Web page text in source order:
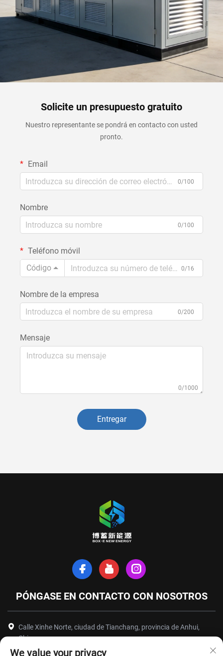
Solicite un presupuesto gratuito
Nuestro representante se pondrá en contacto con usted
pronto.
Email
0/100
Nombre
0/100
Teléfono móvil
Código
0/16
Nombre de la empresa
0/200
Mensaje
0/1000
Entregar
PÓNGASE EN CONTACTO CON NOSOTROS
Calle Xinhe Norte, ciudad de Tianchang, provincia de Anhui,
China
We value your privacy